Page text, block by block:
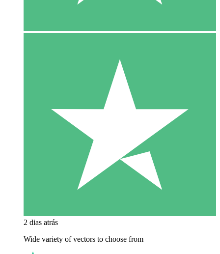
2 dias atrás
Wide variety of vectors to choose from